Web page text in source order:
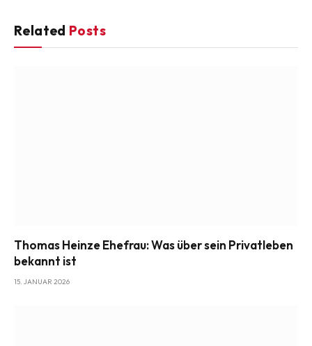
Related Posts
Thomas Heinze Ehefrau: Was über sein Privatleben
bekannt ist
15. JANUAR 2026